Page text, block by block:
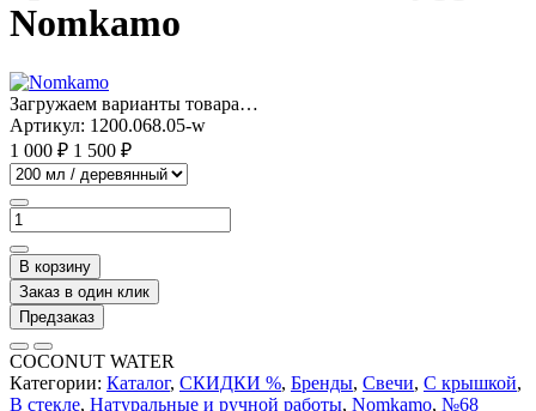
Nomkamo
Загружаем варианты товара…
Артикул: 1200.068.05-w
1 000 ₽ 1 500 ₽
В корзину
Заказ в один клик
Предзаказ
COCONUT WATER
Категории: Каталог, СКИДКИ %, Бренды, Свечи, С крышкой,
В стекле, Натуральные и ручной работы, Nomkamo, №68